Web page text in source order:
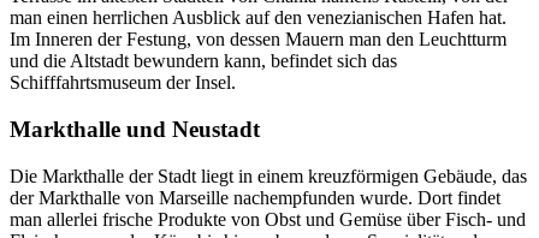
man einen herrlichen Ausblick auf den venezianischen Hafen hat.
Im Inneren der Festung, von dessen Mauern man den Leuchtturm
und die Altstadt bewundern kann, befindet sich das
Schifffahrtsmuseum der Insel.
Markthalle und Neustadt
Die Markthalle der Stadt liegt in einem kreuzförmigen Gebäude, das
der Markthalle von Marseille nachempfunden wurde. Dort findet
man allerlei frische Produkte von Obst und Gemüse über Fisch- und